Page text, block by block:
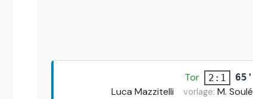
Tor 2:1 65'
Luca Mazzitelli vorlage: M. Soulé